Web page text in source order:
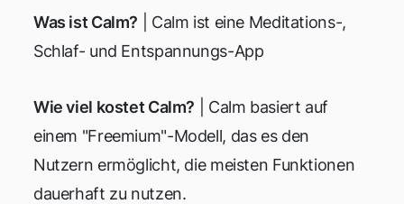
Was ist Calm? | Calm ist eine Meditations-,
Schlaf- und Entspannungs-App
Wie viel kostet Calm? | Calm basiert auf
einem "Freemium"-Modell, das es den
Nutzern ermöglicht, die meisten Funktionen
dauerhaft zu nutzen.